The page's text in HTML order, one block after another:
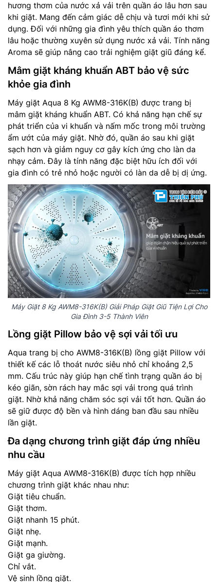
hương thơm của nước xả vải trên quần áo lâu hơn sau
khi giặt. Mang đến cảm giác dễ chịu và tươi mới khi sử
dụng. Đối với những gia đình yêu thích quần áo thơm
lâu hoặc thường xuyên sử dụng nước xả vải. Tính năng
Aroma sẽ giúp nâng cao trải nghiệm giặt giũ đáng kể.
Mâm giặt kháng khuẩn ABT bảo vệ sức
khỏe gia đình
Máy giặt Aqua 8 Kg AWM8-316K(B) được trang bị
mâm giặt kháng khuẩn ABT. Có khả năng hạn chế sự
phát triển của vi khuẩn và nấm mốc trong môi trường
ẩm ướt của máy giặt. Nhờ đó, quần áo sau khi giặt
sạch hơn và giảm nguy cơ gây kích ứng cho làn da
nhạy cảm. Đây là tính năng đặc biệt hữu ích đối với
gia đình có trẻ nhỏ hoặc người có làn da dễ bị dị ứng.
Máy Giặt 8 Kg AWM8-316K(B) Giải Pháp Giặt Giũ Tiện Lợi Cho
Gia Đình 3-5 Thành Viên
Lồng giặt Pillow bảo vệ sợi vải tối ưu
Aqua trang bị cho AWM8-316K(B) lồng giặt Pillow với
thiết kế các lỗ thoát nước siêu nhỏ chỉ khoảng 2,5
mm. Cấu trúc này giúp hạn chế tình trạng quần áo bị
kéo giãn, sờn rách hay mắc sợi vải trong quá trình
giặt. Nhờ khả năng chăm sóc sợi vải tốt hơn. Quần áo
sẽ giữ được độ bền và hình dáng ban đầu sau nhiều
lần giặt.
Đa dạng chương trình giặt đáp ứng nhiều
nhu cầu
Máy giặt Aqua AWM8-316K(B) được tích hợp nhiều
chương trình giặt khác nhau như:
Giặt tiêu chuẩn.
Giặt thơm.
Giặt nhanh 15 phút.
Giặt nhẹ.
Giặt mạnh.
Giặt ga giường.
Chỉ vắt.
Vệ sinh lồng giặt.